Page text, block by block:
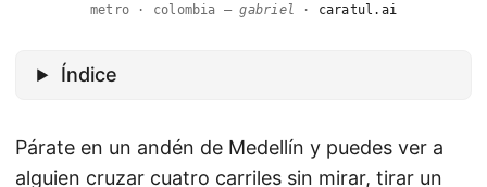
metro · colombia —gabriel · caratul.ai
Índice
Párate en un andén de Medellín y puedes ver a
alguien cruzar cuatro carriles sin mirar, tirar un